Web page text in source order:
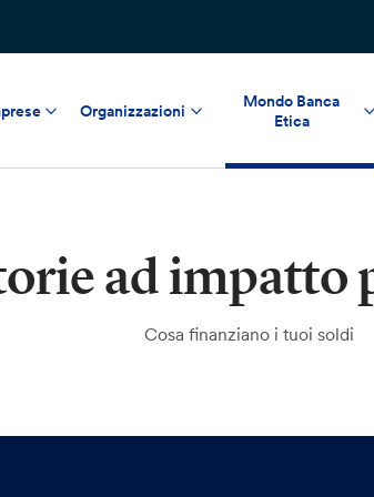
Organizzazioni
Mondo Banca
Etica
ad impatto
Cosa finanziano i tuoi soldi